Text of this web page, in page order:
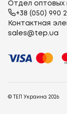
Отдел оптовых
+38 (050) 990
Контактная
sales@tep.ua
© ТЕП Украина 2026